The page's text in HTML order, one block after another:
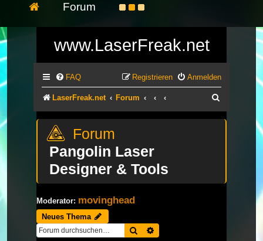
Forum
www.LaserFreak.net
FAQ Anmelden
Registrieren
LaserFreak.net Forum
Pangolin Laser
Designer & Tools
Moderator: movinghead
Neues Thema
Suche